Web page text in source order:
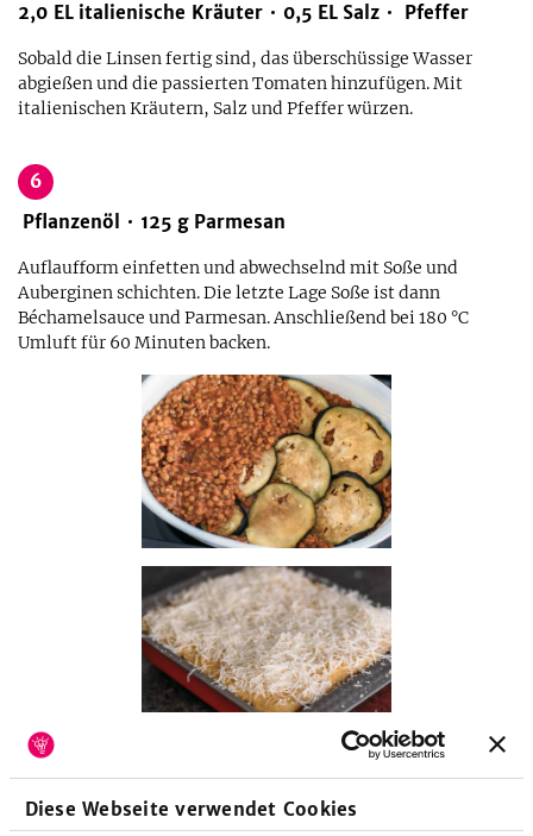
Diese Webseite verwendet Cookies
2,0 EL italienische Kräuter 0,5 EL Salz Pfeffer
Sobald die Linsen fertig sind, das überschüssige Wasser
abgießen und die passierten Tomaten hinzufügen. Mit
italienischen Kräutern, Salz und Pfeffer würzen.
6
Pflanzenöl
125 g Parmesan
Auflaufform einfetten und abwechselnd mit Soße und
Auberginen schichten. Die letzte Lage Soße ist dann
Béchamelsauce und Parmesan. Anschließend bei 180 °C
Umluft für 60 Minuten backen.